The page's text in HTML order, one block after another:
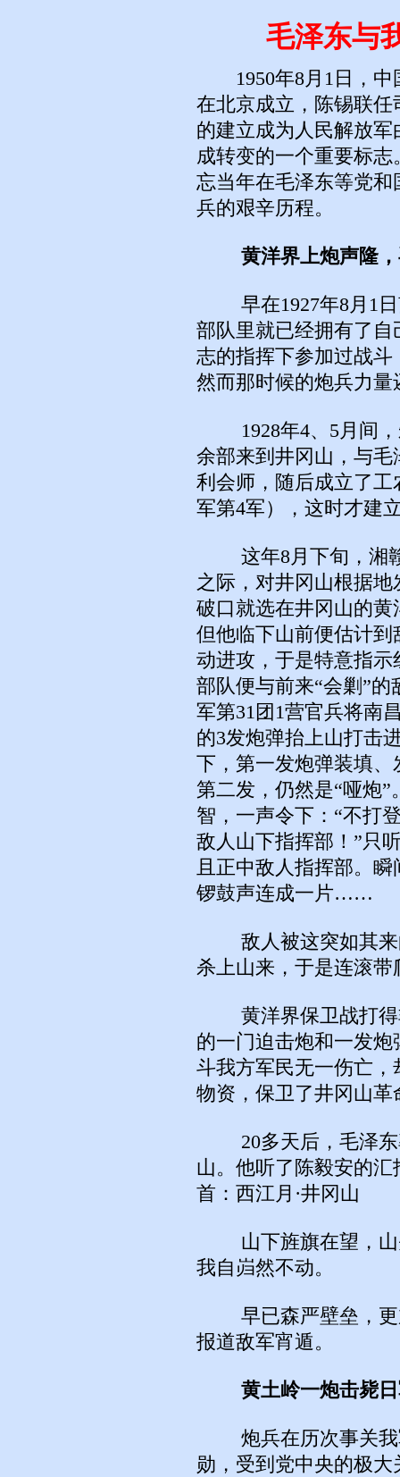
毛泽东与
1950年8月1日，中
在北京成立，陈锡联
的建立成为人民解放
成转变的一个重要标
忘当年在毛泽东等党
兵的艰辛历程。
黄洋界上炮声隆
早在1927年8月1日
部队里就已经拥有了
志的指挥下参加过战
然而那时候的炮兵力
1928年4、5月间，
余部来到井冈山，与
利会师，随后成立了
军第4军），这时才建
这年8月下旬，湘赣
之际，对井冈山根据
破口就选在井冈山的
但他临下山前便估计
动进攻，于是特意指
部队便与前来“会剿”
军第31团1营官兵将南
的3发炮弹抬上山打击
下，第一发炮弹装填
第二发，仍然是“哑炮
智，一声令下：“不打
敌人山下指挥部！”只
且正中敌人指挥部。
锣鼓声连成一片……
敌人被这突如其来
杀上山来，于是连滚带
黄洋界保卫战打得
的一门迫击炮和一发
斗我方军民无一伤亡
物资，保卫了井冈山革
20多天后，毛泽东
山。他听了陈毅安的
首：西江月·井冈山
山下旌旗在望，山
我自岿然不动。
早已森严壁垒，更
报道敌军宵遁。
黄土岭一炮击毙
炮兵在历次事关我
勋，受到党中央的极大